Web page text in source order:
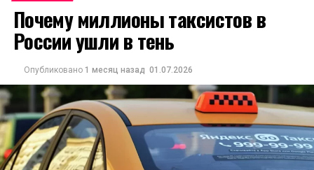
Почему миллионы таксистов в
России ушли в тень
Опубликовано 1 месяц назад 01.07.2026